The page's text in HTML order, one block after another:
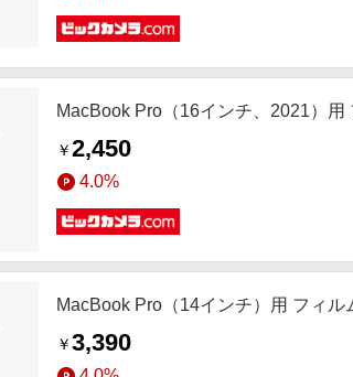
MacBook Pro（16インチ、2021）
￥2,450
4.0%
MacBook Pro（14インチ）用 フィ
￥3,390